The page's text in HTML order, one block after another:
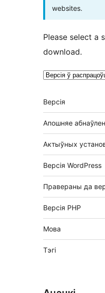
websites.
Please select a
download.
Мета
Версія
Апошняе
Актыўных
Версія WordPress
Правераны да
Версія PHP
Мова
Тэгі